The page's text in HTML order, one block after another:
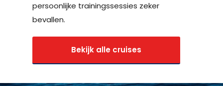
persoonlijke trainingssessies zeker
bevallen.
Bekijk alle cruises